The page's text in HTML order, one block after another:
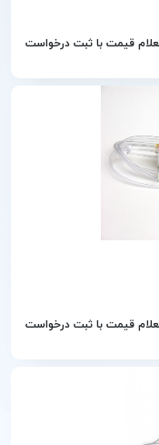
قیمت با ثبت درخواست
قیمت با ثبت درخواست